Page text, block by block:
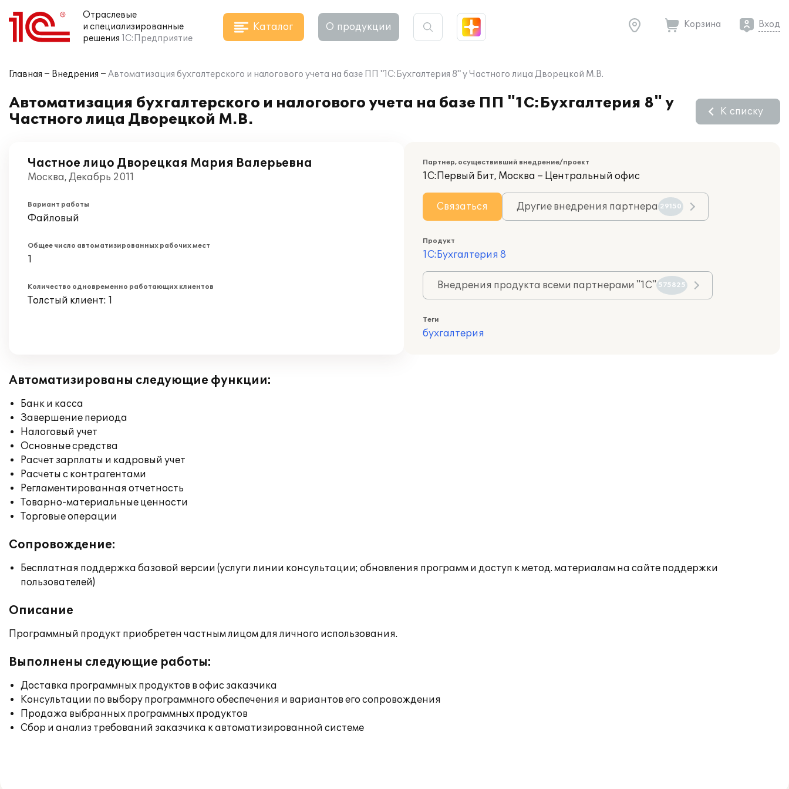
Отраслевые
и специализированные
решения 1С:Предприятие
Каталог О продукции Корзина Вход
Главная Внедрения Автоматизация бухгалтерского и налогового учета на базе ПП "1С:Бухгалтерия 8" у Частного лица Дворецкой М.В.
Автоматизация бухгалтерского и налогового учета на базе ПП "1С:Бухгалтерия 8" у
Частного лица Дворецкой М.В.
К списку
Частное лицо Дворецкая Мария Валерьевна
Москва, Декабрь 2011
Вариант работы
Файловый
Общее число автоматизированных рабочих мест
1
Количество одновременно работающих клиентов
Толстый клиент: 1
Партнер, осуществивший внедрение/проект
1С:Первый Бит, Москва – Центральный офис
Связаться Другие внедрения партнера 29150
Продукт
1С:Бухгалтерия 8
Внедрения продукта всеми партнерами "1С" 575825
Теги
бухгалтерия
Автоматизированы следующие функции:
Банк и касса
Завершение периода
Налоговый учет
Основные средства
Расчет зарплаты и кадровый учет
Расчеты с контрагентами
Регламентированная отчетность
Товарно-материальные ценности
Торговые операции
Сопровождение:
Бесплатная поддержка базовой версии (услуги линии консультации; обновления программ и доступ к метод. материалам на сайте поддержки
пользователей)
Описание
Программный продукт приобретен частным лицом для личного использования.
Выполнены следующие работы:
Доставка программных продуктов в офис заказчика
Консультации по выбору программного обеспечения и вариантов его сопровождения
Продажа выбранных программных продуктов
Сбор и анализ требований заказчика к автоматизированной системе